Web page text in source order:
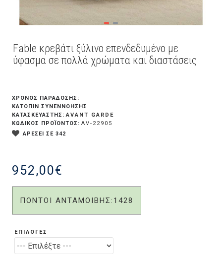
Fable κρεβάτι ξύλινο επενδεδυμένο με
ύφασμα σε πολλά χρώματα και διαστάσεις
952,00€
ΠΟΝΤΟΙ ΑΝΤΑΜΟΙΒΗΣ: 1428
ΧΡΟΝΟΣ ΠΑΡΑΔΟΣΗΣ:
ΚΑΤΌΠΙΝ ΣΥΝΕΝΝΌΗΣΗΣ
ΚΑΤΑΣΚΕΥΑΣΤΗΣ: AVANT GARDE
ΚΩΔΙΚΟΣ ΠΡΟΪΟΝΤΟΣ: AV-22905
ΑΡΕΣΕΙ ΣΕ 342
ΕΠΙΛΟΓΈΣ